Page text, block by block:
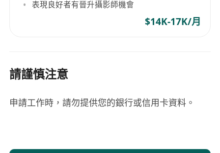
表現良好者有晉升攝影師機會
$14K-17K/月
請謹慎注意
申請工作時，請勿提供您的銀行或信用卡資料。